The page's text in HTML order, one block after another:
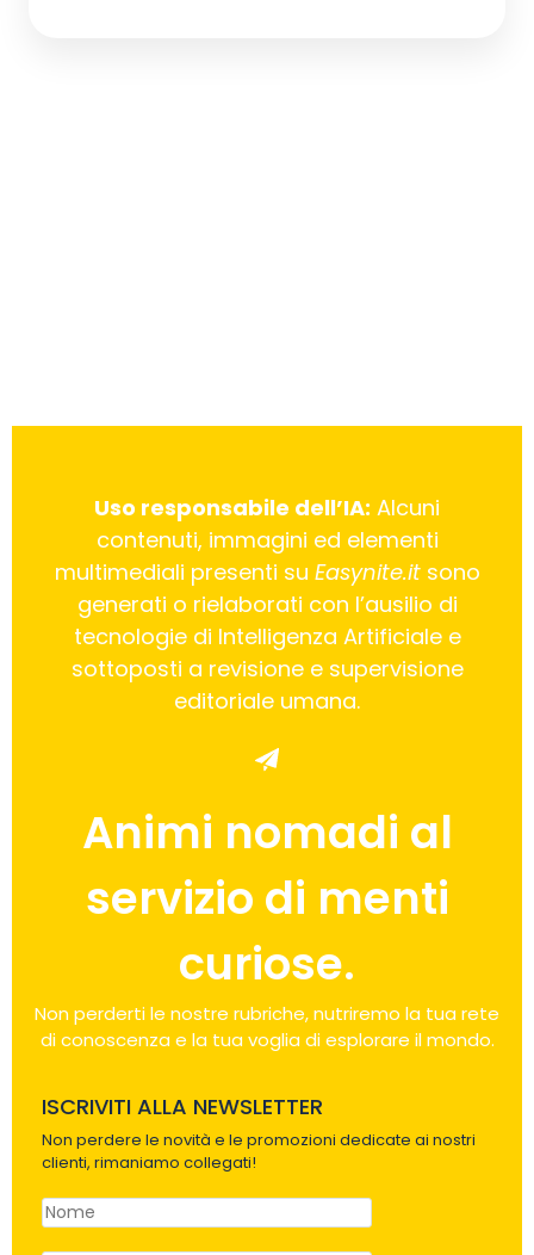
Uso responsabile dell’IA: Alcuni
contenuti, immagini ed elementi
multimediali presenti su Easynite.itsono
generati o rielaborati con l’ausilio di
tecnologie di Intelligenza Artificiale e
sottoposti a revisione e supervisione
editoriale umana.
Animi nomadi al
servizio di menti
curiose.
Non perderti le nostre rubriche, nutriremo la tua rete
di conoscenza e la tua voglia di esplorare il mondo.
ISCRIVITI ALLA NEWSLETTER
Non perdere le novità e le promozioni dedicate ai nostri
clienti, rimaniamo collegati!